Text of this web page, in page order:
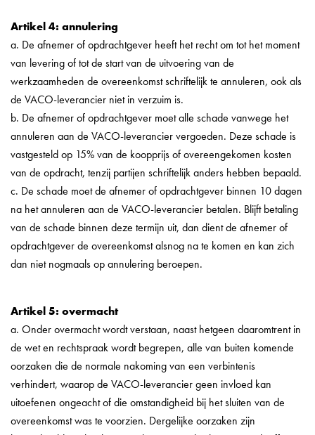
Artikel 4: annulering
a. De afnemer of opdrachtgever heeft het recht om tot het moment
van levering of tot de start van de uitvoering van de
werkzaamheden de overeenkomst schriftelijk te annuleren, ook als
de VACO-leverancier niet in verzuim is.
b. De afnemer of opdrachtgever moet alle schade vanwege het
annuleren aan de VACO-leverancier vergoeden. Deze schade is
vastgesteld op 15% van de koopprijs of overeengekomen kosten
van de opdracht, tenzij partijen schriftelijk anders hebben bepaald.
c. De schade moet de afnemer of opdrachtgever binnen 10 dagen
na het annuleren aan de VACO-leverancier betalen. Blijft betaling
van de schade binnen deze termijn uit, dan dient de afnemer of
opdrachtgever de overeenkomst alsnog na te komen en kan zich
dan niet nogmaals op annulering beroepen.
Artikel 5: overmacht
a. Onder overmacht wordt verstaan, naast hetgeen daaromtrent in
de wet en rechtspraak wordt begrepen, alle van buiten komende
oorzaken die de normale nakoming van een verbintenis
verhindert, waarop de VACO-leverancier geen invloed kan
uitoefenen ongeacht of die omstandigheid bij het sluiten van de
overeenkomst was te voorzien. Dergelijke oorzaken zijn